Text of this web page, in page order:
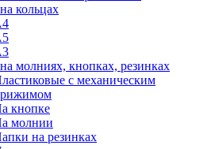
кольцах
молниях, кнопках, резинках
с механическим
кнопке
молнии
на резинках